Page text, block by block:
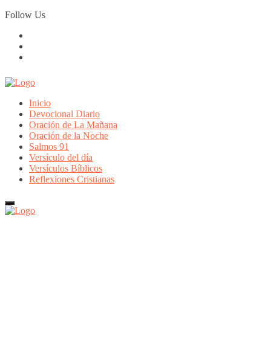
Skip
to
Follow Us
Inicio
Devocional Diario
Oración de La Mañana
Oración de la Noche
Salmos 91
Versículo del día
Versículos Bíblicos
Reflexiones Cristianas